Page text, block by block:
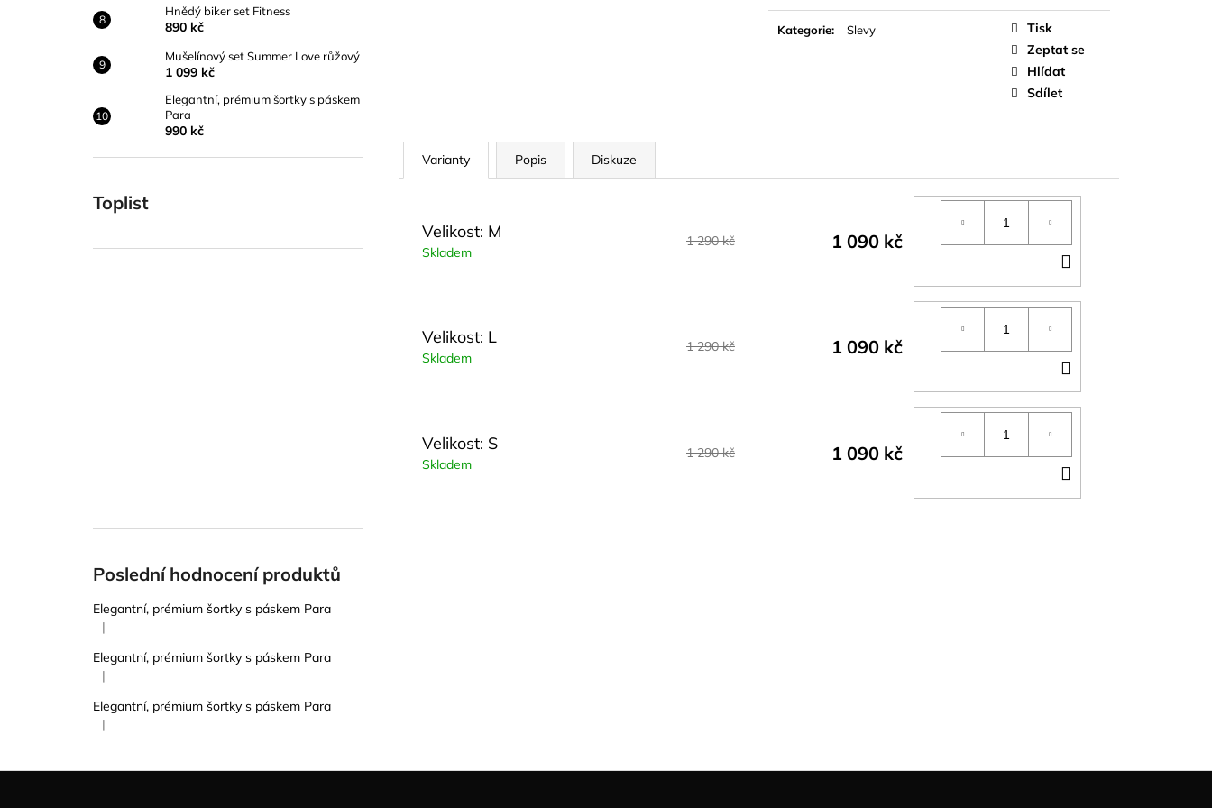
Hnědý biker set Fitness
890 kč
Mušelínový set Summer Love růžový
1 099 kč
Elegantní, prémium šortky s páskem
Para
990 kč
Toplist
Poslední hodnocení produktů
Elegantní, prémium šortky s páskem Para
Hodnocení produktu je 5 z 5 hvězdiček.
|
Elegantní, prémium šortky s páskem Para
Hodnocení produktu je 5 z 5 hvězdiček.
|
Elegantní, prémium šortky s páskem Para
Hodnocení produktu je 5 z 5 hvězdiček.
|
Měrná
cena:
Kategorie: Slevy
Tisk
Zeptat se
Hlídat
Sdílet
Varianty Popis Diskuze
Velikost: M
Skladem
1 290 kč 1 090 kč
KOŠÍKU
Velikost: L
Skladem
1 290 kč 1 090 kč
KOŠÍKU
Velikost: S
Skladem
1 290 kč 1 090 kč
KOŠÍKU